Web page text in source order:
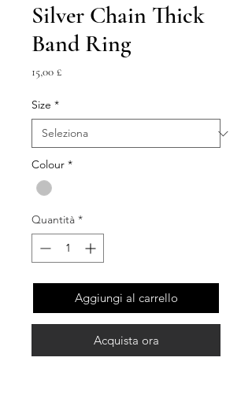
Silver Chain Thick
Band Ring
15,00 £Prezzo
Size *
Colour *
Quantità *
Aggiungi al carrello
Acquista ora